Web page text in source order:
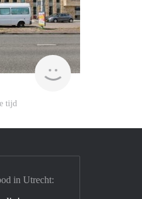
Woning
tijd
in Utrecht: